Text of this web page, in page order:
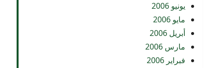
يونيو 2006
مايو 2006
أبريل 2006
مارس 2006
فبراير 2006